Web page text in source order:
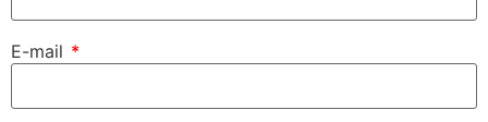
E-mail *